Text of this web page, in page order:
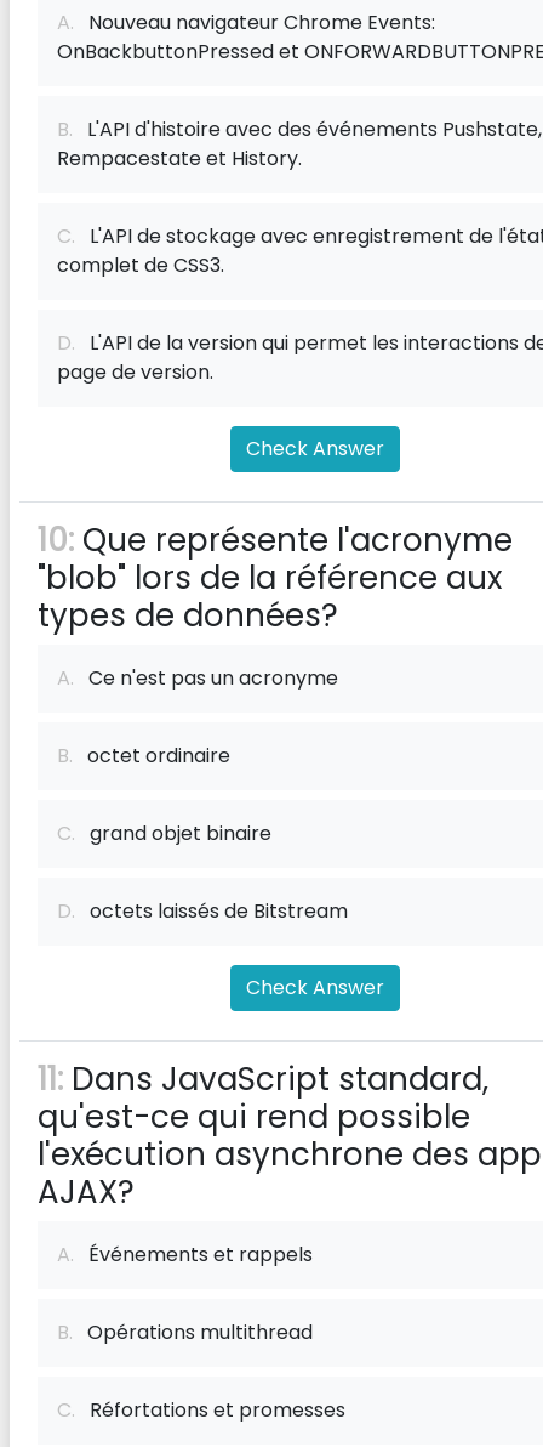
A. Nouveau navigateur Chrome Events:
OnBackbuttonPressed et
B. L'API d'histoire avec des événements Pushstate,
Rempacestate et History.
C. L'API de stockage avec enregistrement de
complet de CSS3.
D. L'API de la version qui permet les interactions
page de version.
Check Answer
10: Que représente l'acronyme
"blob" lors de la référence aux
types de données?
A. Ce n'est pas un acronyme
B. octet ordinaire
C. grand objet binaire
D. octets laissés de Bitstream
Check Answer
11: Dans JavaScript standard,
qu'est-ce qui rend possible
l'exécution asynchrone des
AJAX?
A. Événements et rappels
B. Opérations multithread
C. Réfortations et promesses